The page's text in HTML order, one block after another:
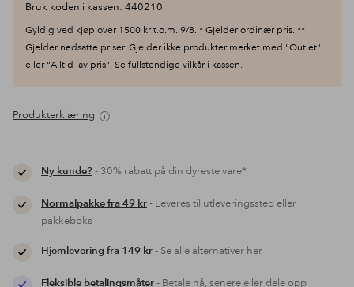
Bruk koden i kassen: 440210
Gyldig ved kjøp over 1500 kr t.o.m. 9/8. * Gjelder ordinær pris. **
Gjelder nedsatte priser. Gjelder ikke produkter merket med "Outlet"
eller "Alltid lav pris". Se fullstendige vilkår i kassen.
Produkterklæring
Ny kunde?- 30% rabatt på din dyreste vare*
Normalpakke fra 49 kr- Leveres til utleveringssted eller
pakkeboks
Hjemlevering fra 149 kr- Se alle alternativer her
Fleksible betalingsmåter- Betale nå, senere eller dele opp